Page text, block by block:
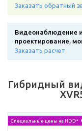
Заказать обратный
Видеонаблюдение
проектирование,
Заказать расчет
Гибридный
Специальные цены на HDD*